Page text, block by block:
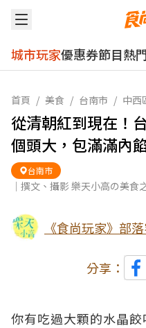
城市玩家優惠券節目熱門
首頁 / 美食 / 台南市 / 中西
從清朝紅到現在！
個頭大，包滿滿內
台南市
｜撰文、攝影 樂天小高の美食
《食尚玩家》部
分享：
你有吃過大顆的水晶餃